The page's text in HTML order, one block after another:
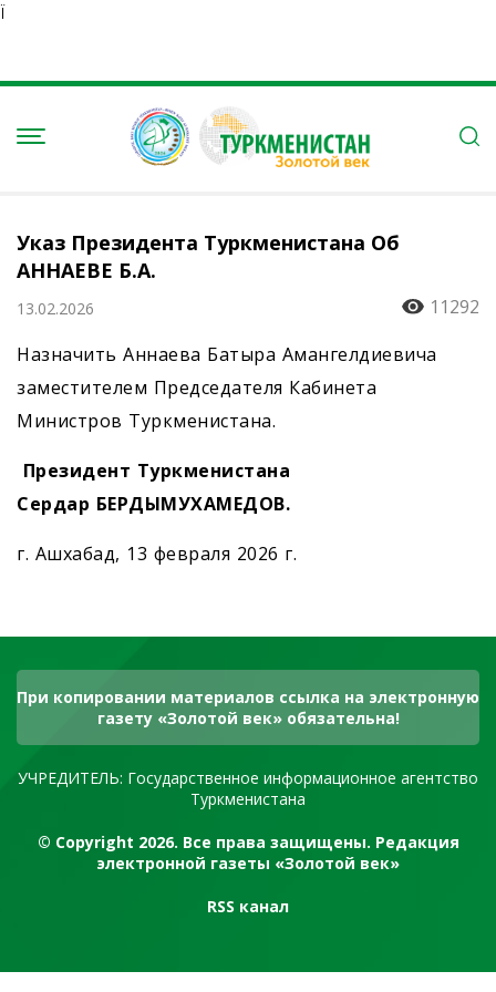
Ï
Указ Президента Туркменистана Об
АННАЕВЕ Б.А.
13.02.2026
11292
Назначить Аннаева Батыра Амангелдиевича
заместителем Председателя Кабинета
Министров Туркменистана.
Президент Туркменистана
Сердар БЕРДЫМУХАМЕДОВ.
г. Ашхабад, 13 февраля 2026 г.
При копировании материалов ссылка на электронную
газету «Золотой век» обязательна!
УЧРЕДИТЕЛЬ: Государственное информационное агентство
Туркменистана
© Copyright 2026. Все права защищены. Редакция
электронной газеты «Золотой век»
RSS канал